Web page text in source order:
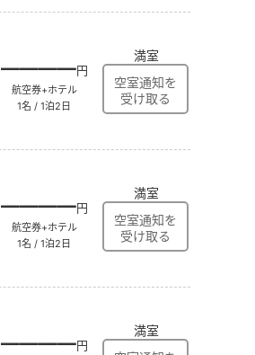
――――円
航空券+ホテル
1名 / 1泊2日
満室
――――円
航空券+ホテル
1名 / 1泊2日
満室
――――円
満室